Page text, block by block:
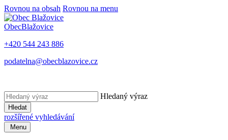
Rovnou na obsah Rovnou na menu
ObecBlažovice
+420 544 243 886
podatelna@obecblazovice.cz
Hledaný výraz
Hledat
rozšířené vyhledávání
Menu